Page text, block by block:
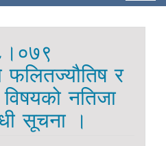
फलितज्यौतिष र
विषयको नतिजा
सूचना ।